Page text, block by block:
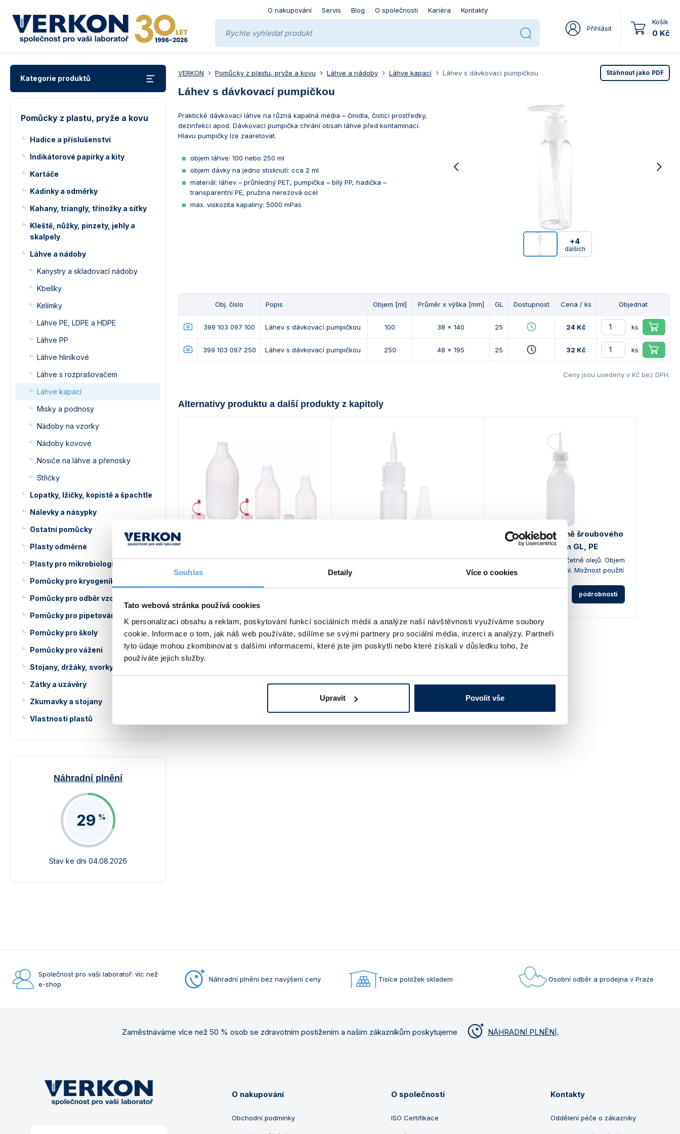
Souhlas Detaily Více o cookies
Tato webová stránka používá cookies
K personalizaci obsahu a reklam, poskytování funkcí sociálních médií a analýze naší návštěvnosti využíváme soubory
cookie. Informace o tom, jak náš web používáte, sdílíme se svými partnery pro sociální média, inzerci a analýzy. Partneři
tyto údaje mohou zkombinovat s dalšími informacemi, které jste jim poskytli nebo které získali v důsledku toho, že
používáte jejich služby.
Upravit Povolit vše
O nakupování Servis Blog O společnosti Kariéra Kontakty
Přihlásit
Košík
0 Kč
Kategorie produktů
Pomůcky z plastu, pryže a kovu
Hadice a příslušenství
Indikátorové papírky a kity
Kartáče
Kádinky a odměrky
Kahany, triangly, třínožky a síťky
Kleště, nůžky, pinzety, jehly a
skalpely
Láhve a nádoby
Kanystry a skladovací nádoby
Kbelíky
Kelímky
Láhve PE, LDPE a HDPE
Láhve PP
Láhve hliníkové
Láhve s rozprašovačem
Láhve kapací
Misky a podnosy
Nádoby na vzorky
Nádoby kovové
Nosiče na láhve a přenosky
Střičky
Lopatky, lžičky, kopistě a špachtle
Nálevky a násypky
Ostatní pomůcky
Plasty odměrné
Plasty pro mikrobiologii
Pomůcky pro kryogeniku
Pomůcky pro odběr vzorků
Pomůcky pro pipetování
Pomůcky pro školy
Pomůcky pro vážení
Stojany, držáky, svorky a kruhy
Zátky a uzávěry
Zkumavky a stojany
Vlastnosti plastů
Náhradní plnění
29 %
Stav ke dni 04.08.2026
VERKON Pomůcky z plastu, pryže a kovu Láhve a nádoby Láhve kapací Láhev s dávkovací pumpičkou Stáhnout jako PDF
Láhev s dávkovací pumpičkou
+4
dalších
Praktické dávkovací láhve na různá kapalná média – činidla, čisticí prostředky,
dezinfekci apod. Dávkovací pumpička chrání obsah láhve před kontaminací.
Hlavu pumpičky lze zaaretovat.
objem láhve: 100 nebo 250 ml
objem dávky na jedno stisknutí: cca 2 ml
materiál: láhev – průhledný PET, pumpička – bílý PP, hadička –
transparentní PE, pružina nerezová ocel
max. viskozita kapaliny: 5000 mPas
Obj. číslo Popis Objem [ml] Průměr x výška [mm] GL Dostupnost Cena / ks Objednat
399 103 097 100 Láhev s dávkovací pumpičkou 100 38 x 140 25 24 Kč ks
399 103 097 250 Láhev s dávkovací pumpičkou 250 48 x 195 25 32 Kč ks
Ceny jsou uvedeny v Kč bez DPH.
Alternativy produktu a další produkty z kapitoly
2000 ml. Šroubovací uzávěr s kapátkem
nebo bez.
Přesné dávkování kapek. Objem 10, 25
nebo 50 ml. Včetně ochranné krytky.
Láhev kapací včetně šroubového
uzávěru se závitem GL, PE
Vhodná na kapaliny, včetně olejů. Objem
100, 250, 500 a 1000 ml. Možnost použití
podrobnosti
Společnost pro vaši laboratoř: víc než
e-shop
Náhradní plnění bez navýšení ceny Tisíce položek skladem Osobní odběr a prodejna v Praze
Zaměstnáváme více než 50 % osob se zdravotním postižením a našim zákazníkům poskytujeme NÁHRADNÍ PLNĚNÍ.
O nakupování
Obchodní podmínky
O společnosti
ISO Certifikace
Kontakty
Oddělení péče o zákazníky